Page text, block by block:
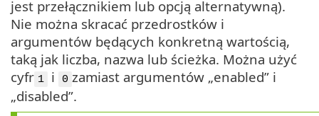
jest przełącznikiem lub opcją alternatywną).
Nie można skracać przedrostków i
argumentów będących konkretną wartością,
taką jak liczba, nazwa lub ścieżka. Można użyć
cyfr 1 i 0 zamiast argumentów „enabled” i
„disabled”.